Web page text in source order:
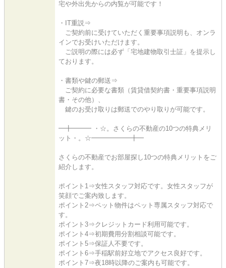
宅や外出先からの内覧が可能です！
・IT重説⇒
ご契約前に受けていただく重要事項説明も、オンラ
インでお受けいただけます。
ご説明の際には必ず「宅地建物取引士証」を提示し
ております。
・書類や鍵の郵送⇒
ご契約に必要な書類（賃貸借契約書・重要事項説明
書・その他）、
鍵のお受け取りは郵送でのやり取りが可能です。
━╋━━━ ・☆。さくらの不動産の10つの特典メリ
ット・。☆━━━━━━╋━
さくらの不動産でお部屋探し10つの特典メリットをご
紹介します。
ポイント1⇒女性スタッフ対応です。女性スタッフが
笑顔でご案内致します。
ポイント2⇒ペット物件はペット専属スタッフ対応で
す。
ポイント3⇒クレジットカード利用可能です。
ポイント4⇒初期費用分割相談可能です。
ポイント5⇒保証人不要です。
ポイント6⇒手稲駅前好立地でアクセス良好です。
ポイント7⇒夜18時以降のご案内も可能です。